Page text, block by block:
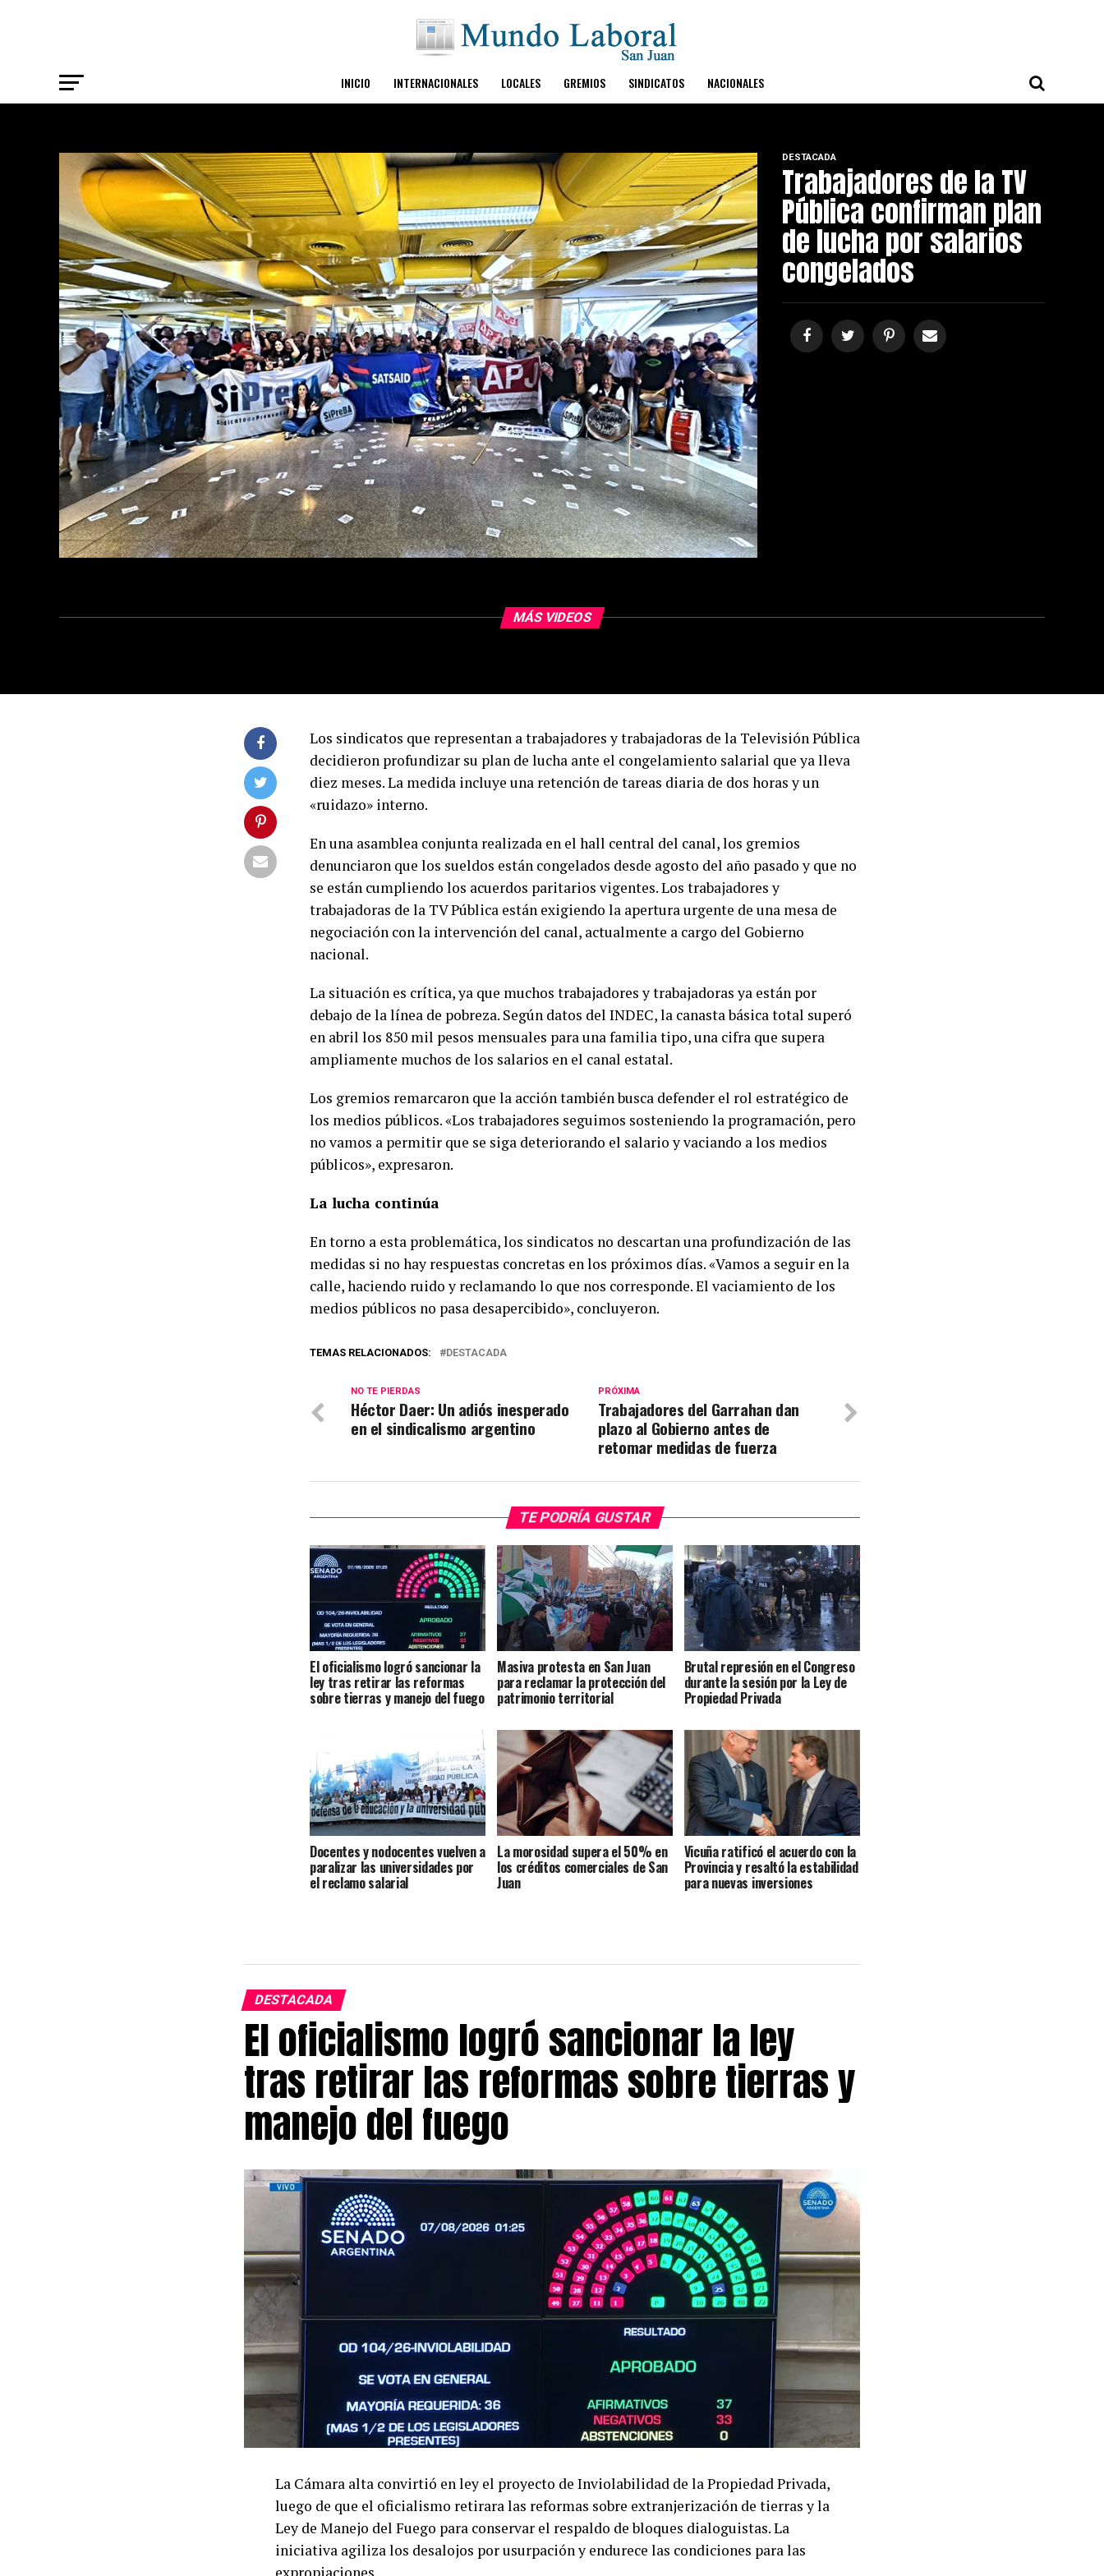
INICIO INTERNACIONALES LOCALES GREMIOS SINDICATOS NACIONALES
DESTACADA
Trabajadores de la TV
Pública confirman plan
de lucha por salarios
congelados
MÁS VIDEOS
Los sindicatos que representan a trabajadores y trabajadoras de la Televisión Pública
decidieron profundizar su plan de lucha ante el congelamiento salarial que ya lleva
diez meses. La medida incluye una retención de tareas diaria de dos horas y un
«ruidazo» interno.
En una asamblea conjunta realizada en el hall central del canal, los gremios
denunciaron que los sueldos están congelados desde agosto del año pasado y que no
se están cumpliendo los acuerdos paritarios vigentes. Los trabajadores y
trabajadoras de la TV Pública están exigiendo la apertura urgente de una mesa de
negociación con la intervención del canal, actualmente a cargo del Gobierno
nacional.
La situación es crítica, ya que muchos trabajadores y trabajadoras ya están por
debajo de la línea de pobreza. Según datos del INDEC, la canasta básica total superó
en abril los 850 mil pesos mensuales para una familia tipo, una cifra que supera
ampliamente muchos de los salarios en el canal estatal.
Los gremios remarcaron que la acción también busca defender el rol estratégico de
los medios públicos. «Los trabajadores seguimos sosteniendo la programación, pero
no vamos a permitir que se siga deteriorando el salario y vaciando a los medios
públicos», expresaron.
La lucha continúa
En torno a esta problemática, los sindicatos no descartan una profundización de las
medidas si no hay respuestas concretas en los próximos días. «Vamos a seguir en la
calle, haciendo ruido y reclamando lo que nos corresponde. El vaciamiento de los
medios públicos no pasa desapercibido», concluyeron.
TEMAS RELACIONADOS: DESTACADA
PRÓXIMA
Trabajadores del Garrahan dan
plazo al Gobierno antes de
retomar medidas de fuerza
NO TE PIERDAS
Héctor Daer: Un adiós inesperado
en el sindicalismo argentino
TE PODRÍA GUSTAR
El oficialismo logró sancionar la
ley tras retirar las reformas
sobre tierras y manejo del fuego
Masiva protesta en San Juan
para reclamar la protección del
patrimonio territorial
Brutal represión en el Congreso
durante la sesión por la Ley de
Propiedad Privada
Docentes y nodocentes vuelven a
paralizar las universidades por
el reclamo salarial
La morosidad supera el 50% en
los créditos comerciales de San
Juan
Vicuña ratificó el acuerdo con la
Provincia y resaltó la estabilidad
para nuevas inversiones
DESTACADA
El oficialismo logró sancionar la ley
tras retirar las reformas sobre tierras y
manejo del fuego
La Cámara alta convirtió en ley el proyecto de Inviolabilidad de la Propiedad Privada,
luego de que el oficialismo retirara las reformas sobre extranjerización de tierras y la
Ley de Manejo del Fuego para conservar el respaldo de bloques dialoguistas. La
iniciativa agiliza los desalojos por usurpación y endurece las condiciones para las